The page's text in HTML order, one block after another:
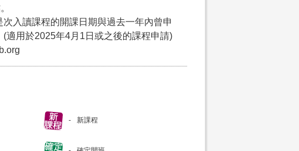
入讀課程的開課日期與過去一年內曾申
適用於2025年4月1日或之後的課程申請)
新課程